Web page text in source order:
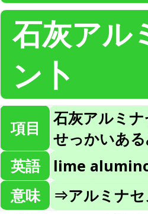
石灰アル
ン卜
項目
石灰アルミ
せっかいあ
英語
lime
意味
⇒アルミナセ